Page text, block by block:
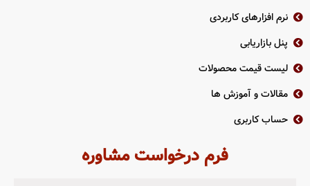
نرم افزارهای کاربردی
پنل بازاریابی
لیست قیمت محصولات
مقالات و آموزش ها
حساب کاربری
فرم درخواست مشاوره